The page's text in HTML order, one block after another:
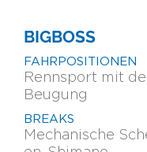
BIGBOSS
Rennsport mit
Beugung
FAHRPOSITIONEN
BREAKS
Mechanische